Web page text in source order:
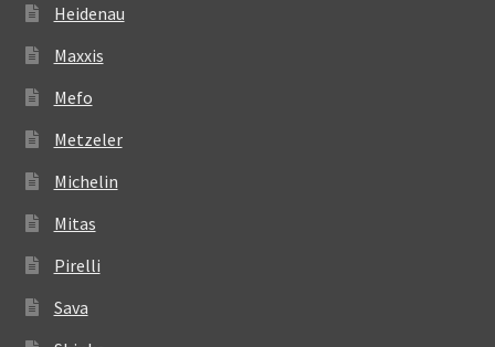
Heidenau
Maxxis
Mefo
Metzeler
Michelin
Mitas
Pirelli
Sava